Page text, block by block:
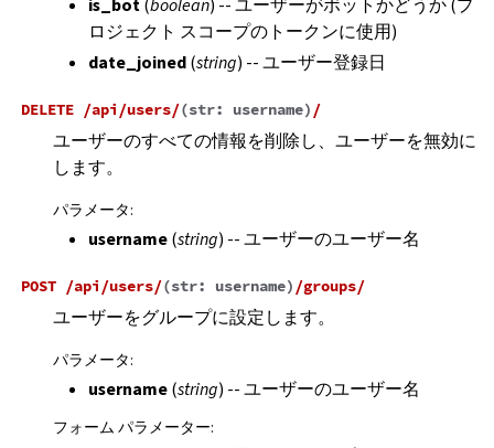
is_bot(boolean) -- ユーザーがボットかどうか (プ
ロジェクト スコープのトークンに使用)
date_joined(string) -- ユーザー登録日
DELETE /api/users/(str: username) /
ユーザーのすべての情報を削除し、ユーザーを無効に
します。
パラメータ:
username(string) -- ユーザーのユーザー名
POST /api/users/(str: username) /groups/
ユーザーをグループに設定します。
パラメータ:
username(string) -- ユーザーのユーザー名
フォーム パラメーター: